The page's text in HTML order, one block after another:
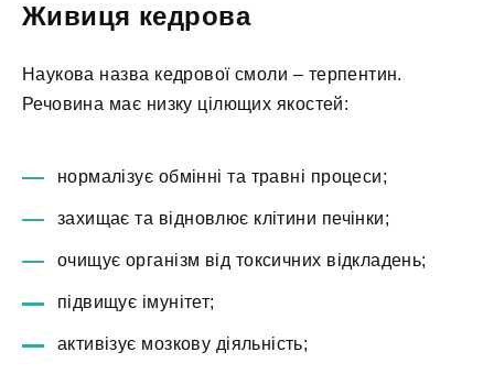
Живиця кедрова
Наукова назва кедрової смоли – терпентин.
Речовина має низку цілющих якостей:
нормалізує обмінні та травні процеси;
захищає та відновлює клітини печінки;
очищує організм від токсичних відкладень;
підвищує імунітет;
активізує мозкову діяльність;